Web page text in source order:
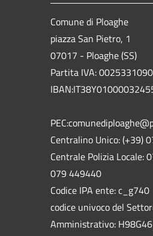
Comune di Ploaghe
piazza San Pietro, 1
07017 - Ploaghe (SS)
Partita IVA:
Centralino Unico: (+39)
Centrale Polizia Locale:
079 449440
Codice IPA ente: c_g740
codice univoco del
Amministrativo: H98G46